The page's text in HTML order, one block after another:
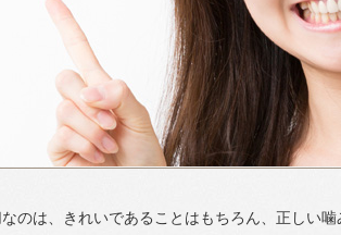
のは、きれいであることはもちろん、正しい